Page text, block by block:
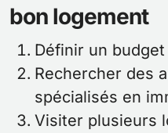
bon logement
Définir un
Rechercher des
spécialisés en
Visiter plusieurs